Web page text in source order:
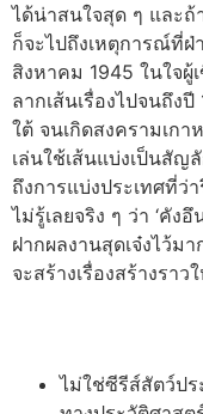
ได้น่าสนใจสุด ๆ และถ้
ก็จะไปถึงเหตุการณ์ที่
สิงหาคม 1945 ในใจผู้
ลากเส้นเรื่องไปจนถึง
ใต้ จนเกิดสงครามเก
เล่นใช้เส้นแบ่งเป็นสั
ถึงการแบ่งประเทศที่ว่
ไม่รู้เลยจริง ๆ ว่า ‘คัง
ฝากผลงานสุดเจ๋งไว้ม
จะสร้างเรื่องสร้างรา
ไม่ใช่ซีรีส์สัตว์ปร